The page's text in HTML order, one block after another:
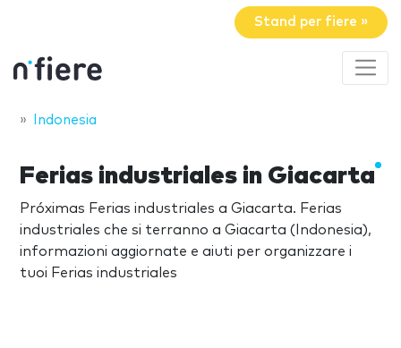
Stand per fiere »
Indonesia
Ferias industriales in Giacarta
Próximas Ferias industriales a Giacarta. Ferias
industriales che si terranno a Giacarta (Indonesia),
informazioni aggiornate e aiuti per organizzare i
tuoi Ferias industriales